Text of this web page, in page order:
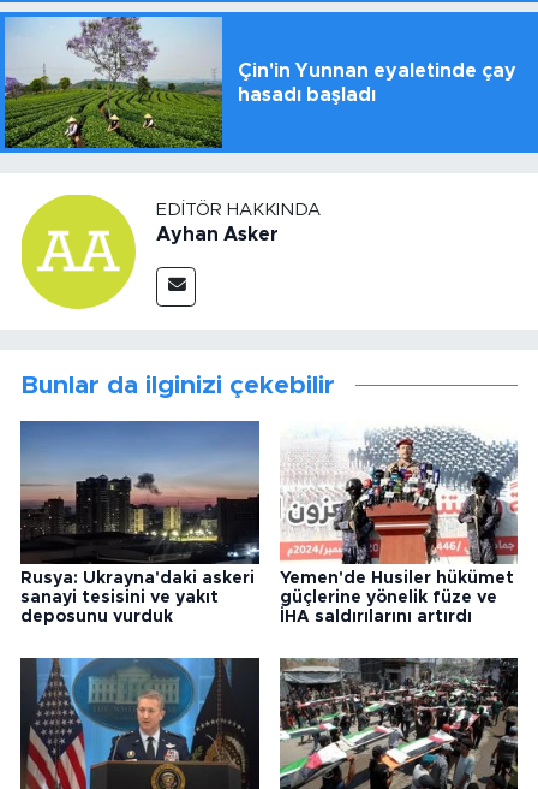
Çin'in Yunnan eyaletinde çay
hasadı başladı
EDITÖR HAKKINDA
Ayhan Asker
Bunlar da ilginizi çekebilir
Rusya: Ukrayna'daki askeri
sanayi tesisini ve yakıt
deposunu vurduk
Yemen'de Husiler hükümet
güçlerine yönelik füze ve
İHA saldırılarını artırdı